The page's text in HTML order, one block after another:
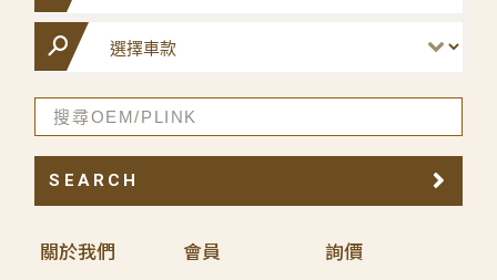
關於我們 會員 詢價
SEARCH